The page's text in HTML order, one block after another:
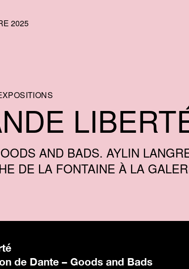
2025
AND BADS. AYLIN
DE LA FONTAINE À LA
de Dante – Goods and Bads